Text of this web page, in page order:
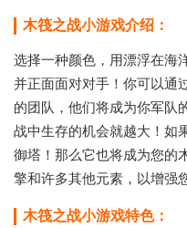
木筏之战小游戏介绍：
选择一种颜色，用漂浮在海
并正面面对对手！你可以通
的团队，他们将成为你军队
战中生存的机会就越大！如
御塔！那么它也将成为您的
擎和许多其他元素，以增强
木筏之战小游戏特色：